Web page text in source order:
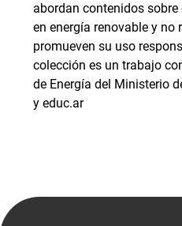
abordan contenidos
en energía renovable y no
promueven su uso
colección es un trabajo
de Energía del Ministerio
y educ.ar